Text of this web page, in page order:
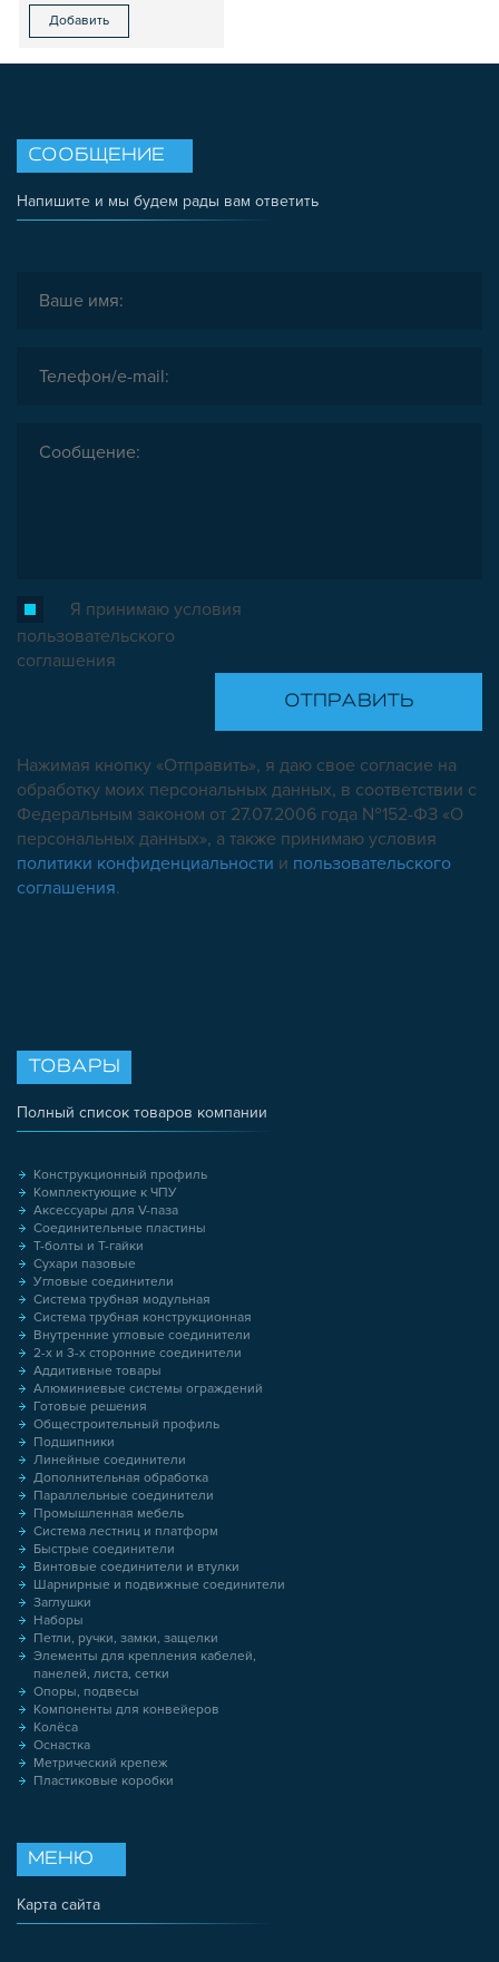
Добавить
СООБЩЕНИЕ
Напишите и мы будем рады вам ответить
Я принимаю условия
пользовательского
соглашения
Нажимая кнопку «Отправить», я даю свое согласие на
обработку моих персональных данных, в соответствии с
Федеральным законом от 27.07.2006 года №152-ФЗ «О
персональных данных», а также принимаю условия
политики конфиденциальности и пользовательского
соглашения.
ТОВАРЫ
Полный список товаров компании
Конструкционный профиль
Комплектующие к ЧПУ
Аксессуары для V-паза
Соединительные пластины
Т-болты и Т-гайки
Сухари пазовые
Угловые соединители
Система трубная модульная
Система трубная конструкционная
Внутренние угловые соединители
2-х и 3-х сторонние соединители
Аддитивные товары
Алюминиевые системы ограждений
Готовые решения
Общестроительный профиль
Подшипники
Линейные соединители
Дополнительная обработка
Параллельные соединители
Промышленная мебель
Система лестниц и платформ
Быстрые соединители
Винтовые соединители и втулки
Шарнирные и подвижные соединители
Заглушки
Наборы
Петли, ручки, замки, защелки
Элементы для крепления кабелей,
панелей, листа, сетки
Опоры, подвесы
Компоненты для конвейеров
Колёса
Оснастка
Метрический крепеж
Пластиковые коробки
МЕНЮ
Карта сайта